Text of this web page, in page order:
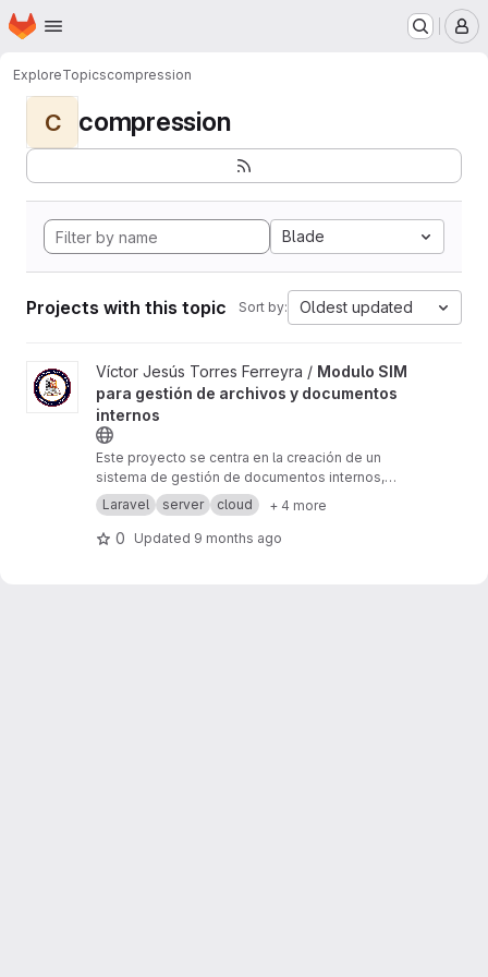
Skip to main content
Homepage
ExploreTopicscompression
C compression
Blade
Projects with this topic Sort by: Oldest updated
View Modulo SIM para gestión de archivos y documentos
Víctor Jesús Torres Ferreyra / Modulo SIM
para gestión de archivos y documentos
internos
Este proyecto se centra en la creación de un
sistema de gestión de documentos internos,
además del folio y versión de los mismos y el
acceso a los mismos
Laravel server cloud + 4 more
0 Updated 9 months ago